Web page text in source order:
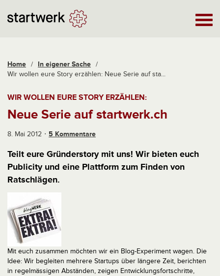
Home / In eigener Sache /
Wir wollen eure Story erzählen: Neue Serie auf sta...
WIR WOLLEN EURE STORY ERZÄHLEN:
Neue Serie auf startwerk.ch
8. Mai 2012 5 Kommentare
Teilt eure Gründerstory mit uns! Wir bieten euch
Publicity und eine Plattform zum Finden von
Ratschlägen.
Mit euch zusammen möchten wir ein Blog-Experiment wagen. Die
Idee: Wir begleiten mehrere Startups über längere Zeit, berichten
in regelmässigen Abständen, zeigen Entwicklungsfortschritte,